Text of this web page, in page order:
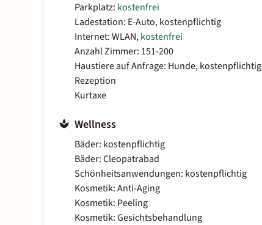
Parkplatz: kostenfrei
Ladestation: E-Auto, kostenpflichtig
Internet: WLAN,kostenfrei
Anzahl Zimmer: 151-200
Haustiere auf Anfrage: Hunde, kostenpflichtig
Rezeption
Kurtaxe
Wellness
Bäder: kostenpflichtig
Bäder: Cleopatrabad
Schönheitsanwendungen: kostenpflichtig
Kosmetik: Anti-Aging
Kosmetik: Peeling
Kosmetik: Gesichtsbehandlung